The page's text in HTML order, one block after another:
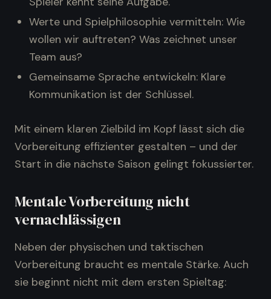
Werte und Spielphilosophie vermitteln: Wie
wollen wir auftreten? Was zeichnet unser
Team aus?
Gemeinsame Sprache entwickeln: Klare
Kommunikation ist der Schlüssel.
Mit einem klaren Zielbild im Kopf lässt sich die
Vorbereitung effizienter gestalten – und der
Start in die nächste Saison gelingt fokussierter.
Mentale Vorbereitung nicht
vernachlässigen
Neben der physischen und taktischen
Vorbereitung braucht es mentale Stärke. Auch
sie beginnt nicht mit dem ersten Spieltag: